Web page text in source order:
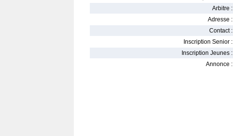
Arbitre :
Adresse :
Contact :
Inscription Senior :
Inscription Jeunes :
Annonce :